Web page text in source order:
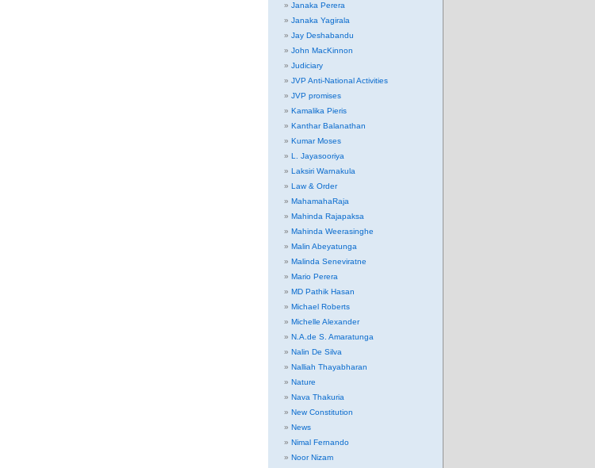
Janaka Perera
Janaka Yagirala
Jay Deshabandu
John MacKinnon
Judiciary
JVP Anti-National Activities
JVP promises
Kamalika Pieris
Kanthar Balanathan
Kumar Moses
L. Jayasooriya
Laksiri Warnakula
Law & Order
MahamahaRaja
Mahinda Rajapaksa
Mahinda Weerasinghe
Malin Abeyatunga
Malinda Seneviratne
Mario Perera
MD Pathik Hasan
Michael Roberts
Michelle Alexander
N.A.de S. Amaratunga
Nalin De Silva
Nalliah Thayabharan
Nature
Nava Thakuria
New Constitution
News
Nimal Fernando
Noor Nizam